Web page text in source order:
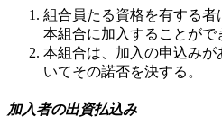
組合員たる資格を有する者
本組合に加入することがで
本組合は、加入の申込み
いてその諾否を決する。
加入者の出資払込み